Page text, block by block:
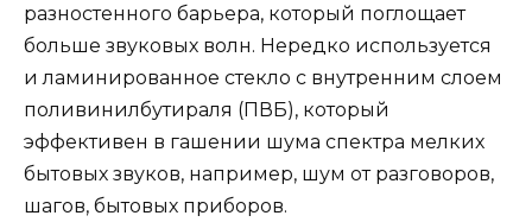
разностенного барьера, который поглощает
больше звуковых волн. Нередко используется
и ламинированное стекло с внутренним слоем
поливинилбутираля (ПВБ), который
эффективен в гашении шума спектра мелких
бытовых звуков, например, шум от разговоров,
шагов, бытовых приборов.